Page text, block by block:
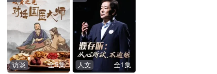
访谈 全5集 人文 全1集